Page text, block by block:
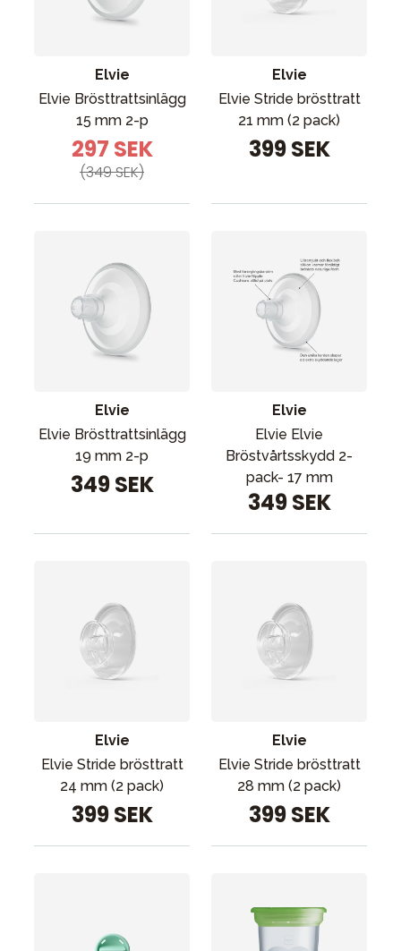
Elvie
Elvie Brösttrattsinlägg
15 mm 2-p
297 SEK
(349 SEK)
Elvie
Elvie Stride brösttratt
21 mm (2 pack)
399 SEK
Elvie
Elvie Brösttrattsinlägg
19 mm 2-p
349 SEK
Elvie
Elvie Elvie
Bröstvårtsskydd 2-
pack- 17 mm
349 SEK
Elvie
Elvie Stride brösttratt
24 mm (2 pack)
399 SEK
Elvie
Elvie Stride brösttratt
28 mm (2 pack)
399 SEK
Presenttips
Våra favoriter
Varumärken
Sol och bad
Guider
Kontakta oss
Vår butik